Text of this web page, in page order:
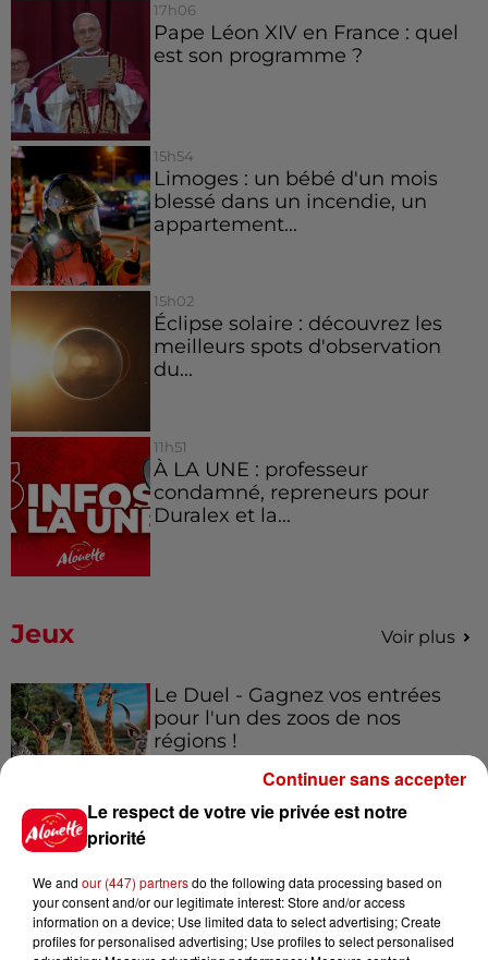
17h06
Pape Léon XIV en France : quel
est son programme ?
15h54
Limoges : un bébé d'un mois
blessé dans un incendie, un
appartement...
15h02
Éclipse solaire : découvrez les
meilleurs spots d'observation
du...
11h51
À LA UNE : professeur
condamné, repreneurs pour
Duralex et la...
Jeux Voir plus
Le Duel - Gagnez vos entrées
pour l'un des zoos de nos
régions !
Le respect de votre vie privée est notre
priorité
We and our (447) partnersdo the following data processing based on
your consent and/or our legitimate interest: Store and/or access
information on a device; Use limited data to select advertising; Create
profiles for personalised advertising; Use profiles to select personalised
Continuer sans accepter